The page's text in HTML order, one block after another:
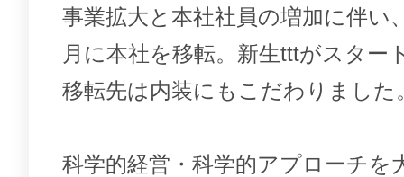
事業拡大と本社社員の増加に伴い
月に本社を移転。新生tttがスター
移転先は内装にもこだわりました
科学的経営・科学的アプローチを